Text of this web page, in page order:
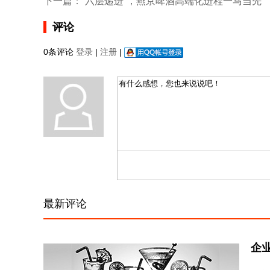
评论
0条评论 登录 | 注册 |
最新评论
企